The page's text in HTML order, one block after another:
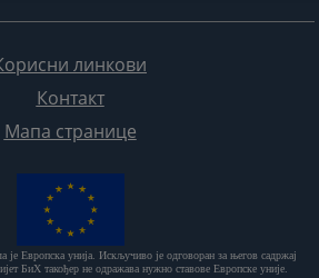
линкови
Контакт
Мапа странице
је Европска унија. Искључиво је одговоран за његов садржај
БиХ такођер не одражава нужно ставове Европске уније.